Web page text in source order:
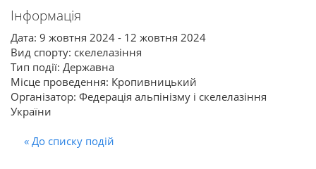
Інформація
Дата: 9 жовтня 2024 - 12 жовтня 2024
Вид спорту: скелелазіння
Тип події: Державна
Місце проведення: Кропивницький
Організатор: Федерація альпінізму і скелелазіння
України
« До списку подій